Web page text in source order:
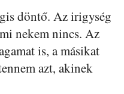
döntő. Az irigység
nekem nincs. Az
is, a másikat
azt, akinek